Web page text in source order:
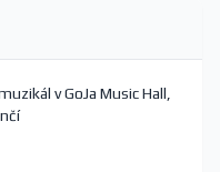
v GoJa Music Hall,